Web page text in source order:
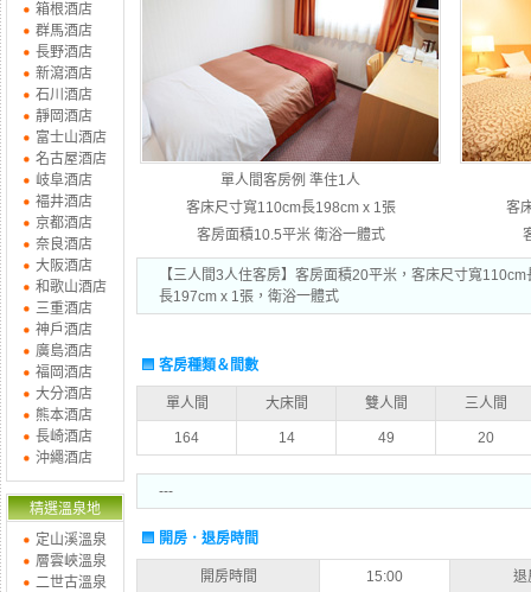
箱根酒店
群馬酒店
長野酒店
新瀉酒店
石川酒店
靜岡酒店
富士山酒店
名古屋酒店
岐阜酒店
褔井酒店
京都酒店
奈良酒店
大阪酒店
和歌山酒店
三重酒店
神戶酒店
廣島酒店
福岡酒店
大分酒店
熊本酒店
長崎酒店
沖繩酒店
精選溫泉地
定山溪溫泉
層雲峽溫泉
二世古溫泉
單人間客房例 準住1人
客床尺寸寬110cm長198cm x 1張
客房面積10.5平米 衛浴一體式
客
【三人間3人住客房】客房面積20平米，客床尺寸寬
長197cm x 1張，衛浴一體式
客房種類＆間數
單人間 大床間 雙人間 三人間
164 14 49 20
---
開房．退房時間
開房時間 15:00 退